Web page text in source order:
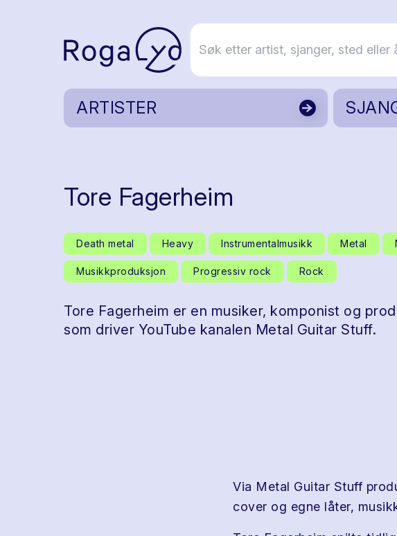
ARTISTER
Tore Fagerheim
Death metal Heavy Instrumentalmusikk Metal
Musikkproduksjon Progressiv rock Rock
Tore Fagerheim er en musiker, komponist og
som driver YouTube kanalen Metal Guitar Stuff.
Via Metal Guitar Stuff
cover og egne låter,